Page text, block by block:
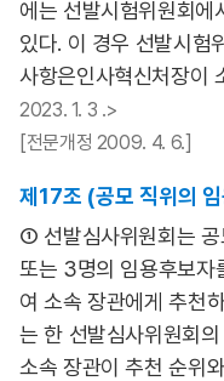
에는 선발시험위원회
있다. 이 경우 선발시험
사항은인사혁신처장이
2023. 1. 3 .>
[전문개정 2009. 4. 6.]
제17조 (공모 직위의
① 선발심사위원회는
또는 3명의 임용후보자
여 소속 장관에게 추천
는 한 선발심사위원회
소속 장관이 추천 순위